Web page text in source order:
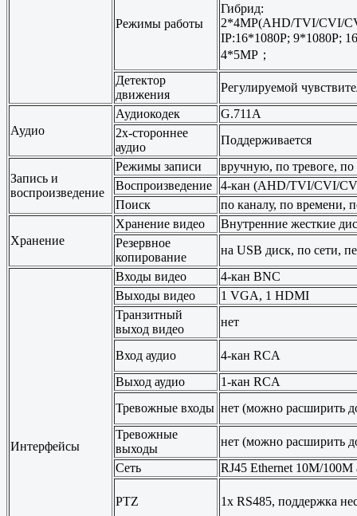
Режимы работы
Гибрид:
2*4MP(AHD/TVI/CVI/
IP:16*1080P; 9*1080P;
4*5MP；
Детектор
движения
Регулируемой
Аудио
Аудиокодек
G.711A
2х-стороннее
аудио
Поддерживается
Запись и
воспроизведение
Режимы записи
вручную, по тревоге,
Воспроизведение
4-кан (AHD/TVI/CVI/
Поиск
по каналу, по времени,
Хранение
Хранение видео
Внутренние жесткие
Резервное
копирование
на USB диск, по сети,
Интерфейсы
Входы видео
4-кан BNC
Выходы видео
1 VGA, 1 HDMI
Транзитный
выход видео
нет
Вход аудио
4-кан RCA
Выход аудио
1-кан RCA
Тревожные входы нет (можно расширить
Тревожные
выходы
нет (можно расширить
Сеть
RJ45 Ethernet 10M/100M
PTZ 1x RS485, поддержка